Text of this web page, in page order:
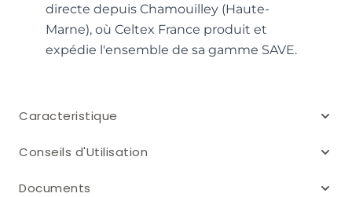
directe depuis Chamouilley (Haute-
Marne), où Celtex France produit et
expédie l'ensemble de sa gamme SAVE.
Caracteristique
Conseils d'Utilisation
Documents